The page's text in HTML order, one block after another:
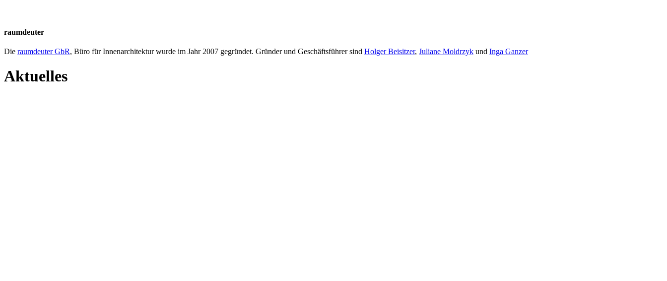
raumdeuter
Die raumdeuter GbR, Büro für Innenarchitektur wurde im Jahr 2007 gegründet. Gründer und Geschäftsführer sind Holger Beisitzer, Juliane Moldrzyk und Inga Ganzer
Aktuelles